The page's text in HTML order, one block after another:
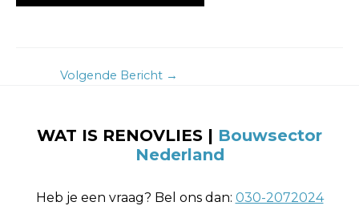
Volgende Bericht →
WAT IS RENOVLIES | Bouwsector
Nederland
Heb je een vraag? Bel ons dan: 030-2072024